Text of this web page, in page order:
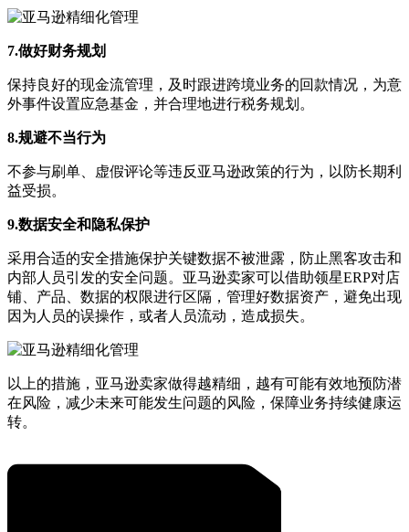
7.做好财务规划
保持良好的现金流管理，及时跟进跨境业务的回款情况，为意
外事件设置应急基金，并合理地进行税务规划。
8.规避不当行为
不参与刷单、虚假评论等违反亚马逊政策的行为，以防长期利
益受损。
9.数据安全和隐私保护
采用合适的安全措施保护关键数据不被泄露，防止黑客攻击和
内部人员引发的安全问题。亚马逊卖家可以借助领星ERP对店
铺、产品、数据的权限进行区隔，管理好数据资产，避免出现
因为人员的误操作，或者人员流动，造成损失。
以上的措施，亚马逊卖家做得越精细，越有可能有效地预防潜
在风险，减少未来可能发生问题的风险，保障业务持续健康运
转。